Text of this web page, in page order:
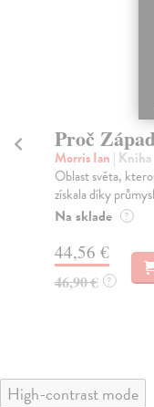
Proč
Morris Ian | Kniha
Oblast světa,
získala díky
Na sklade ?
44,56 €
46,90 € ?
High-contrast mode